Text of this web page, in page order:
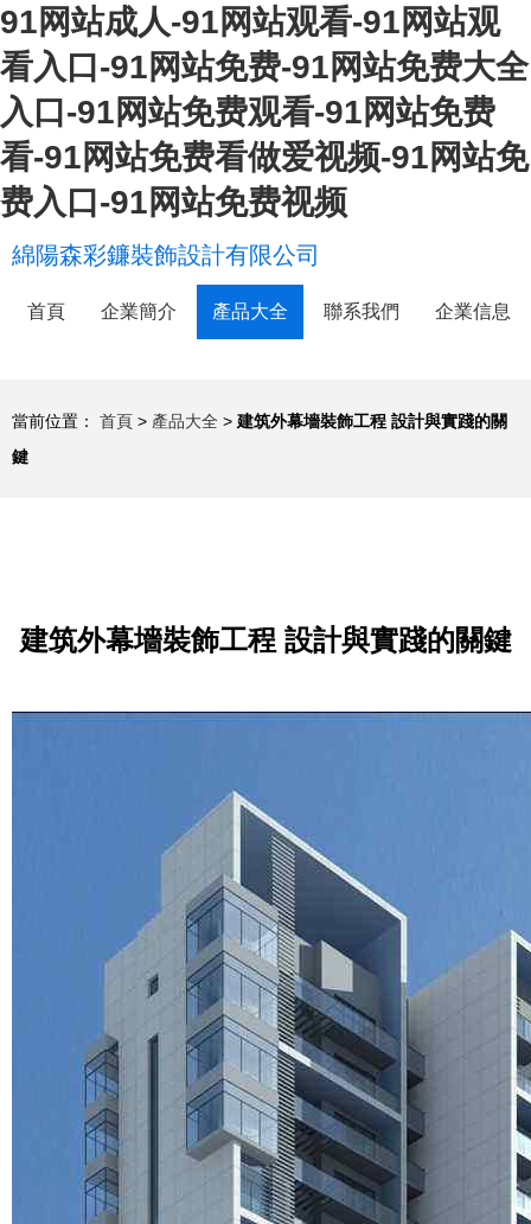
91网站成人-91网站观看-91网站观
看入口-91网站免费-91网站免费大全
入口-91网站免费观看-91网站免费
看-91网站免费看做爱视频-91网站免
费入口-91网站免费视频
綿陽森彩鐮裝飾設計有限公司
首頁 企業簡介 產品大全 聯系我們 企業信息
當前位置： 首頁 > 產品大全 > 建筑外幕墻裝飾工程 設計與實踐的關
鍵
建筑外幕墻裝飾工程 設計與實踐的關鍵